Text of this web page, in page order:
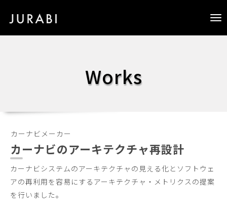
Works
カーナビメーカー
カーナビのアーキテクチャ再設計
カーナビシステムのアーキテクチャの見える化とソフトウェ
アの再利用を容易にするアーキテクチャ・メトリクスの提案
を行いました。